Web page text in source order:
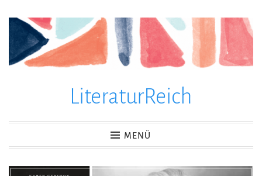
Zum
springen
LiteraturReich
MENÜ